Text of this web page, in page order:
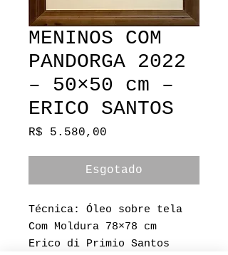
MENINOS COM
PANDORGA 2022
– 50×50 cm –
ERICO SANTOS
R$ 5.580,00
Esgotado
Técnica: Óleo sobre tela
Com Moldura 78×78 cm
Erico di Primio Santos